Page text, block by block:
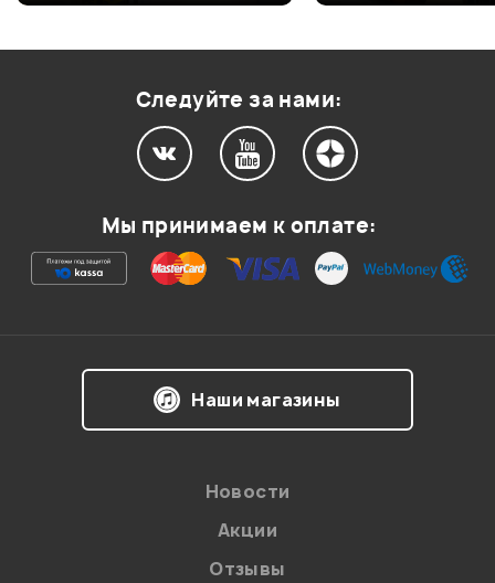
Ваша оценка:
Следуйте за нами:
Мы принимаем к оплате:
Наши магазины
Новости
Акции
Отзывы